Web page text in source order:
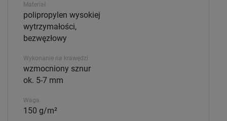
Materiał
polipropylen wysokiej
wytrzymałości,
bezwęzłowy
Wykonanie na krawędzi
wzmocniony sznur
ok. 5-7 mm
Waga
150 g/m²